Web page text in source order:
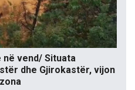
vend/ Situata
dhe Gjirokastër, vijon